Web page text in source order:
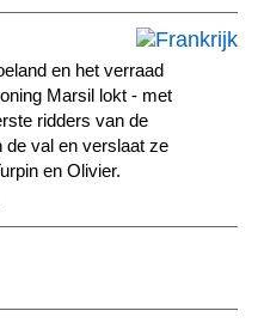
en het verraad
Marsil lokt - met
ridders van de
de val en verslaat ze
en Olivier.